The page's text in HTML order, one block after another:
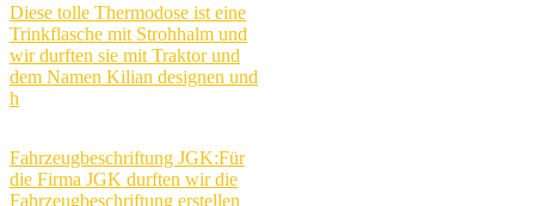
Diese tolle Thermodose ist eine
Trinkflasche mit Strohhalm und
wir durften sie mit Traktor und
dem Namen Kilian designen und
h
Fahrzeugbeschriftung JGK:Für
die Firma JGK durften wir die
Fahrzeugbeschriftung erstellen